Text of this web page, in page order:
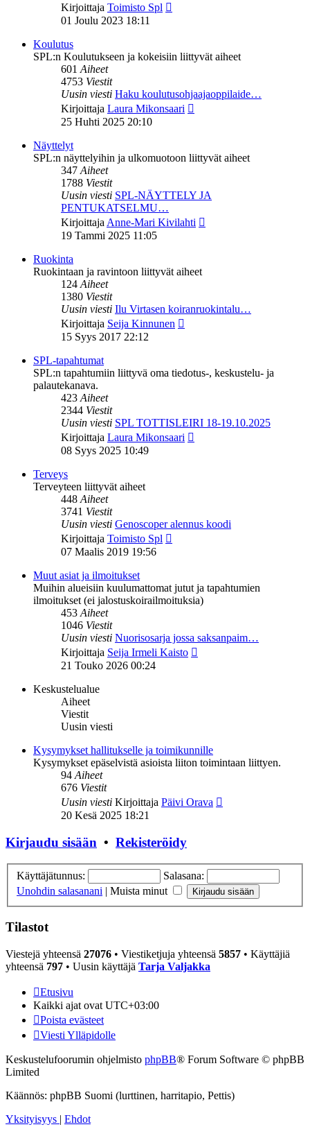
Kirjoittaja Toimisto Spl
01 Joulu 2023 18:11
Koulutus
SPL:n Koulutukseen ja kokeisiin liittyvät aiheet
601Aiheet
4753 Viestit
Uusin viesti Haku koulutusohjaajaoppilaide…
Kirjoittaja Laura Mikonsaari
25 Huhti 2025 20:10
Näyttelyt
SPL:n näyttelyihin ja ulkomuotoon liittyvät aiheet
347Aiheet
1788 Viestit
Uusin viesti SPL-NÄYTTELY JA
PENTUKATSELMU…
KirjoittajaAnne-Mari Kivilahti
19 Tammi 2025 11:05
Ruokinta
Ruokintaan ja ravintoon liittyvät aiheet
124Aiheet
1380 Viestit
Uusin viesti Ilu Virtasen koiranruokintalu…
Kirjoittaja Seija Kinnunen
15 Syys 2017 22:12
SPL-tapahtumat
SPL:n tapahtumiin liittyvä oma tiedotus-, keskustelu- ja
palautekanava.
423Aiheet
2344 Viestit
Uusin viesti SPL TOTTISLEIRI 18-19.10.2025
Kirjoittaja Laura Mikonsaari
08 Syys 2025 10:49
Terveys
Terveyteen liittyvät aiheet
448Aiheet
3741 Viestit
Uusin viesti Genoscoper alennus koodi
Kirjoittaja Toimisto Spl
07 Maalis 2019 19:56
Muut asiat ja ilmoitukset
Muihin alueisiin kuulumattomat jutut ja tapahtumien
ilmoitukset (ei jalostuskoirailmoituksia)
453Aiheet
1046 Viestit
Uusin viesti Nuorisosarja jossa saksanpaim…
Kirjoittaja Seija Irmeli Kaisto
21 Touko 2026 00:24
Keskustelualue
Aiheet
Viestit
Uusin viesti
Kysymykset hallitukselle ja toimikunnille
Kysymykset epäselvistä asioista liiton toimintaan liittyen.
94Aiheet
676 Viestit
Uusin viesti Kirjoittaja Päivi Orava
20 Kesä 2025 18:21
Kirjaudu sisään • Rekisteröidy
Käyttäjätunnus:
Salasana:
Unohdin salasanani | Muista minut
Tilastot
Viestejä yhteensä 27076 • Viestiketjuja yhteensä 5857 • Käyttäjiä
yhteensä 797 • Uusin käyttäjä Tarja Valjakka
Etusivu
Kaikki ajat ovat UTC+03:00
Poista evästeet
Viesti Ylläpidolle
Keskustelufoorumin ohjelmisto phpBB® Forum Software © phpBB
Limited
Käännös: phpBB Suomi (lurttinen, harritapio, Pettis)
Yksityisyys | Ehdot